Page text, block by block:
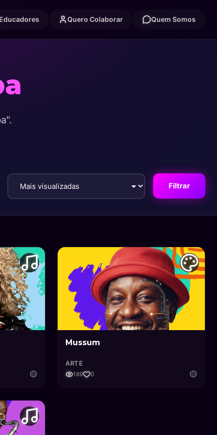
Quero Colaborar Quem Somos
Filtrar
🟡
Mussum
ARTE
189 0 🟡